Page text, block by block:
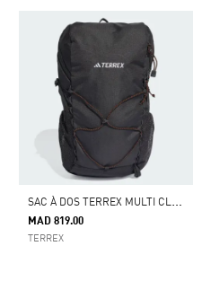
S
AC À DOS TERREX MULTI CLIMACOOL 20 L
MAD 819.00
TERREX